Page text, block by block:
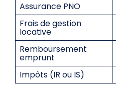
Assurance PNO
Frais de gestion
locative
Remboursement
emprunt
Impôts (IR ou IS)